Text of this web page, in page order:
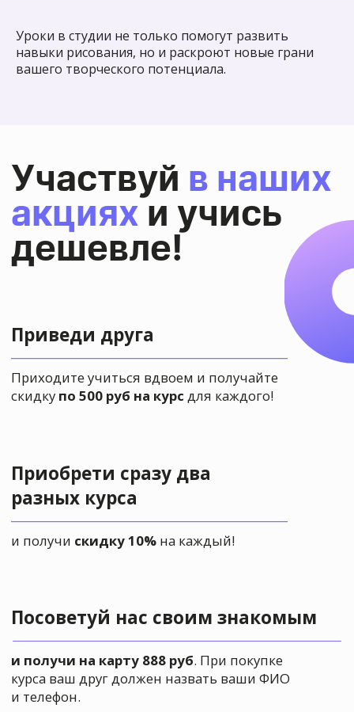
Уроки в студии не только помогут развить
навыки рисования, но и раскроют новые грани
вашего творческого потенциала.